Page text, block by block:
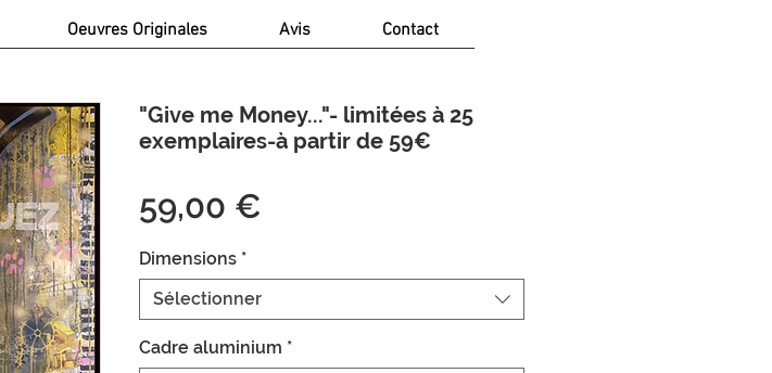
Oeuvres Originales Avis Contact
"Give me Money..."- limitées à 25
exemplaires-à partir de 59€
59,00 €
Dimensions *
Sélectionner
Cadre aluminium *